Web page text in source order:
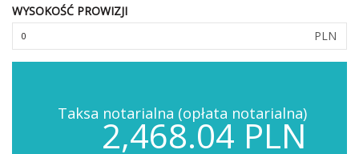
WYSOKOŚĆ PROWIZJI
PLN
Taksa notarialna (opłata notarialna)
2,468.04 PLN